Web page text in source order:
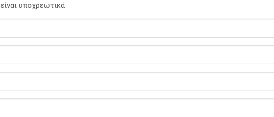
είναι υποχρεωτικά